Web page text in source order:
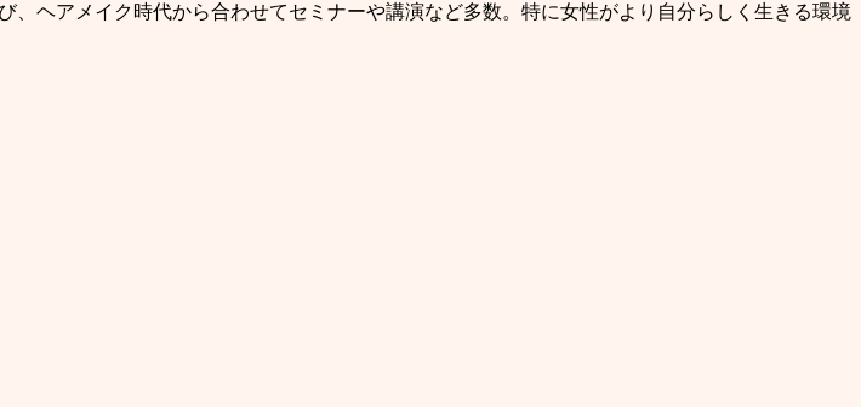
ヘアメイク時代から合わせてセミナーや講演など多数。特に女性がより自分らしく生きる環境